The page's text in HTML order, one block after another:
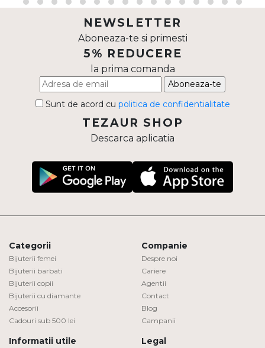
NEWSLETTER
Aboneaza-te si primesti
5% REDUCERE
la prima comanda
Aboneaza-te
Sunt de acord cu politica de confidentialitate
TEZAUR SHOP
Descarca aplicatia
Categorii
Bijuterii femei
Bijuterii barbati
Bijuterii copii
Bijuterii cu diamante
Accesorii
Cadouri sub 500 lei
Companie
Despre noi
Cariere
Agentii
Contact
Blog
Campanii
Informatii utile Legal